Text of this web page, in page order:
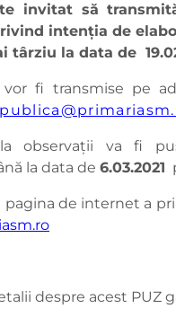
invitat să
intenţia de
târziu la data de
vor fi transmise pe
la observaţii va fi
la data de 6.03.2021
de internet a
despre acest PUZ